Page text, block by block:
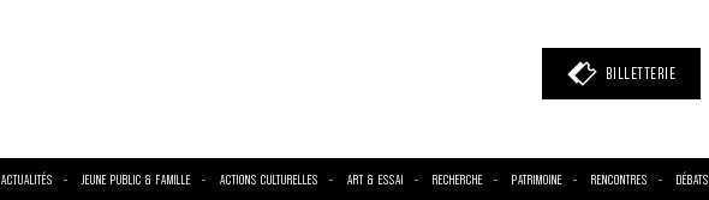
BILLETTERIE
ACTUALITÉS JEUNE PUBLIC & FAMILLE ACTIONS CULTURELLES ART & ESSAI RECHERCHE PATRIMOINE RENCONTRES DÉBATS